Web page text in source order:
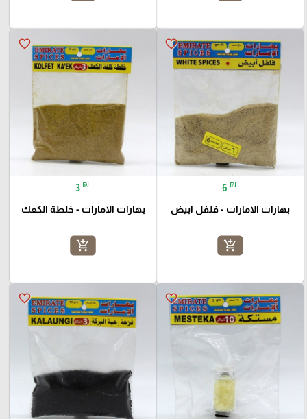
favorite_border
6 ₪
بهارات الامارات - فلفل ابيض
add_shopping_cart
favorite_border
3 ₪
بهارات الامارات - خلطة الكعك
add_shopping_cart
favorite_border
favorite_border